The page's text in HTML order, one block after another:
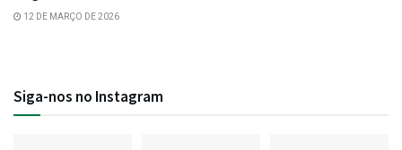
12 DE MARÇO DE 2026
Siga-nos no Instagram